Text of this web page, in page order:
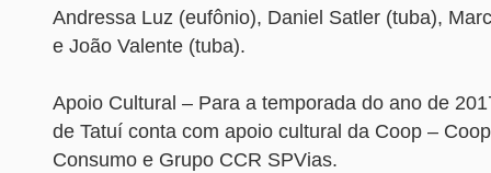
Andressa Luz (eufônio), Daniel Satler (tuba),
e João Valente (tuba).
Apoio Cultural – Para a temporada do ano de
de Tatuí conta com apoio cultural da Coop –
Consumo e Grupo CCR SPVias.